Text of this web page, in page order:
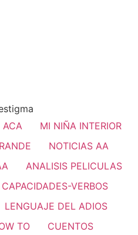
ACA
MI NIÑA INTERIOR
NOTICIAS AA
ANALISIS PELICULAS
CAPACIDADES-VERBOS
LENGUAJE DEL ADIOS
TO
CUENTOS